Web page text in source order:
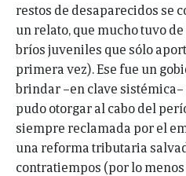
restos de desaparecidos se
un relato, que mucho tuvo
bríos juveniles que sólo
primera vez). Ese fue un
brindar –en clave
pudo otorgar al cabo del
siempre reclamada por el
una reforma tributaria
contratiempos (por lo